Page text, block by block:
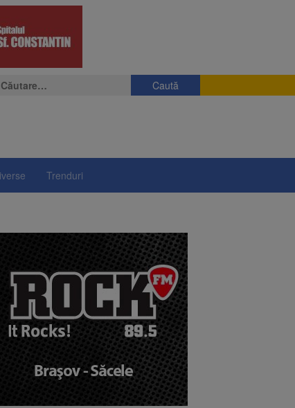
Caută
Trenduri
Nicușor
dacă începe
la promulgare